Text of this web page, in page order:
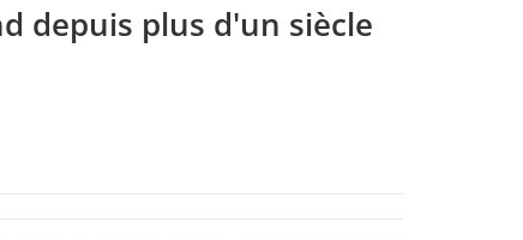
depuis plus d'un siècle